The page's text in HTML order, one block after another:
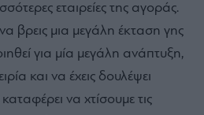
εταιρείες της αγοράς.
βρεις μια μεγάλη έκταση γης
για μία μεγάλη ανάπτυξη,
και να έχεις δουλέψει
να χτίσουμε τις